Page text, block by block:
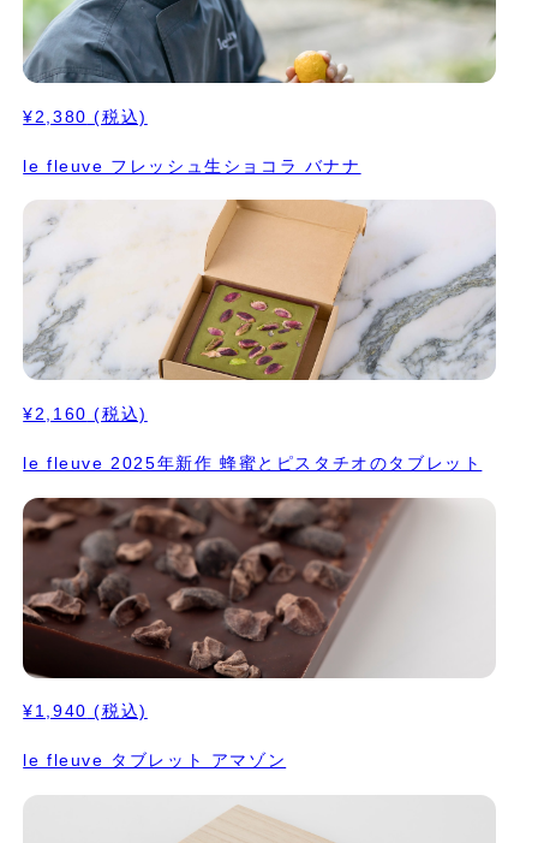
¥2,380 (税込)
le fleuve フレッシュ生ショコラ バナナ
¥2,160 (税込)
le fleuve 2025年新作 蜂蜜とピスタチオのタブレット
¥1,940 (税込)
le fleuve タブレット アマゾン